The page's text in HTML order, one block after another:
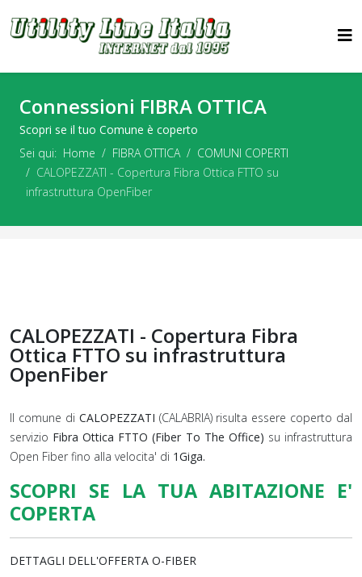
Connessioni FIBRA OTTICA
Scopri se il tuo Comune è coperto
Sei qui: Home FIBRA OTTICA
COMUNI COPERTI
CALOPEZZATI - Copertura Fibra Ottica FTTO su
infrastruttura OpenFiber
CALOPEZZATI - Copertura Fibra
Ottica FTTO su infrastruttura
OpenFiber
Il comune di CALOPEZZATI (CALABRIA) risulta essere coperto dal
servizio Fibra Ottica FTTO (Fiber To The Office) su infrastruttura
Open Fiber fino alla velocita' di 1Giga.
SCOPRI SE LA TUA ABITAZIONE E'
COPERTA
DETTAGLI DELL'OFFERTA O-FIBER